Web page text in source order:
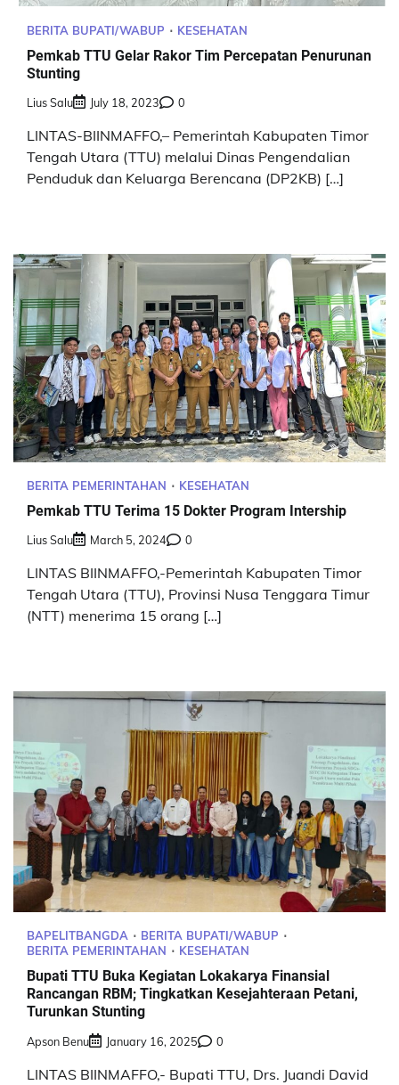
BERITA BUPATI/WABUP KESEHATAN
Pemkab TTU Gelar Rakor Tim Percepatan Penurunan
Stunting
Lius Salu July 18, 2023 0
LINTAS-BIINMAFFO,– Pemerintah Kabupaten Timor
Tengah Utara (TTU) melalui Dinas Pengendalian
Penduduk dan Keluarga Berencana (DP2KB) […]
BERITA PEMERINTAHAN KESEHATAN
Pemkab TTU Terima 15 Dokter Program Intership
Lius Salu March 5, 2024 0
LINTAS BIINMAFFO,-Pemerintah Kabupaten Timor
Tengah Utara (TTU), Provinsi Nusa Tenggara Timur
(NTT) menerima 15 orang […]
BAPELITBANGDA
BERITA BUPATI/WABUP
BERITA PEMERINTAHAN
KESEHATAN
Bupati TTU Buka Kegiatan Lokakarya Finansial
Rancangan RBM; Tingkatkan Kesejahteraan Petani,
Turunkan Stunting
Apson Benu January 16, 2025 0
LINTAS BIINMAFFO,- Bupati TTU, Drs. Juandi David